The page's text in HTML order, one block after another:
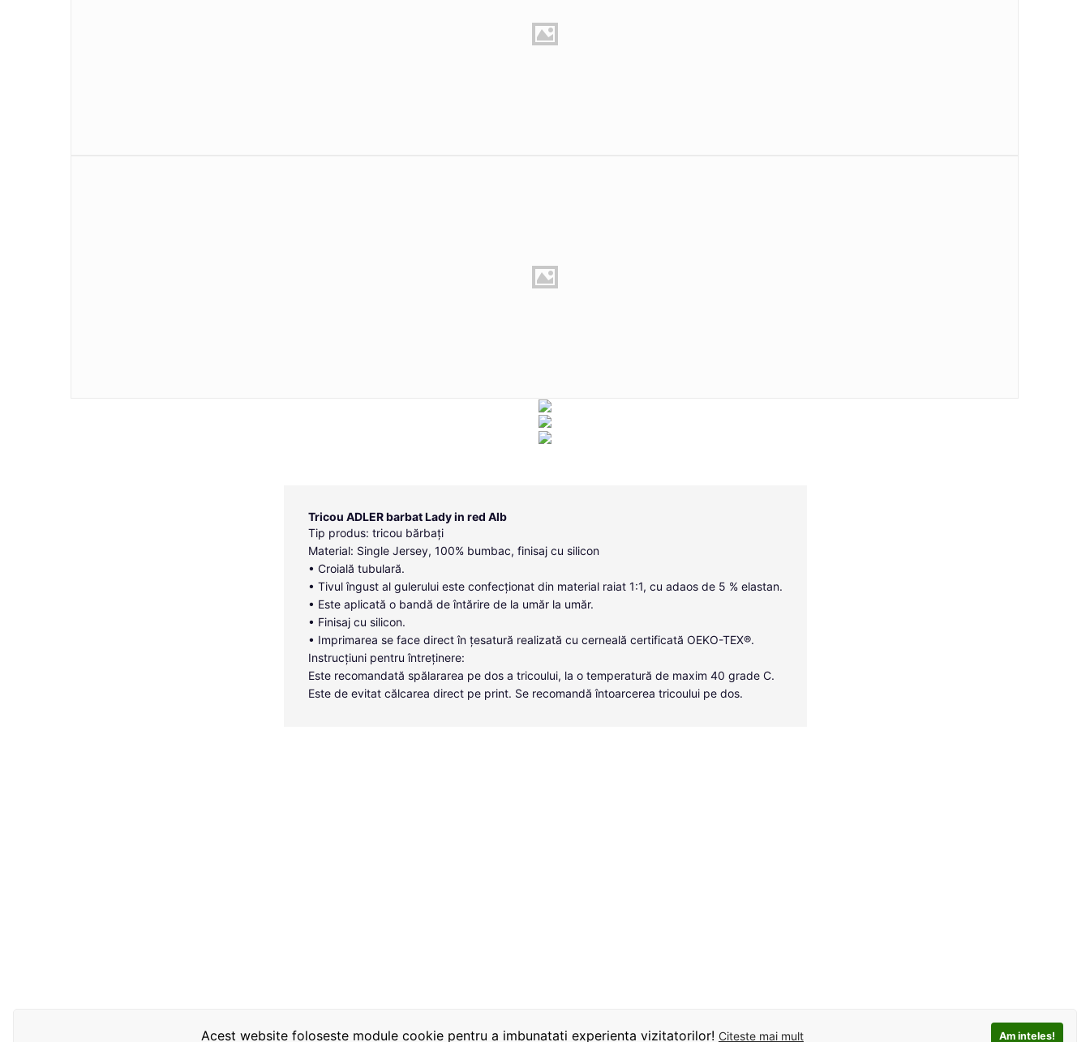
Acest website foloseste module cookie pentru a imbunatati experienta vizitatorilor! Citeste mai mult Am inteles!
Tricou ADLER barbat Lady in red Alb
Tip produs: tricou bărbați
Material: Single Jersey, 100% bumbac, finisaj cu silicon
• Croială tubulară.
• Tivul îngust al gulerului este confecționat din material raiat 1:1, cu adaos de 5 % elastan.
• Este aplicată o bandă de întărire de la umăr la umăr.
• Finisaj cu silicon.
• Imprimarea se face direct în țesatură realizată cu cerneală certificată OEKO-TEX®.
Instrucțiuni pentru întreținere:
Este recomandată spălararea pe dos a tricoului, la o temperatură de maxim 40 grade C.
Este de evitat călcarea direct pe print. Se recomandă întoarcerea tricoului pe dos.